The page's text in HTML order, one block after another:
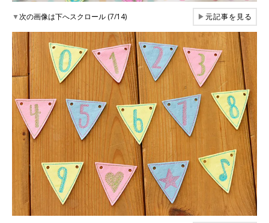
▼次の画像は下へスクロール (7/14) ▶元記事を見る